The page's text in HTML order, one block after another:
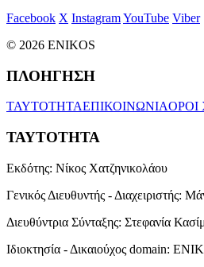
Facebook X InstagramYouTube Viber
© 2026 ENIKOS
ΠΛΟΗΓΗΣΗ
ΤΑΥΤΟΤΗΤΑΕΠΙΚΟΙΝΩΝΙΑΟΡΟΙ
ΤΑΥΤΟΤΗΤΑ
Εκδότης: Νίκος Χατζηνικολάου
Γενικός Διευθυντής - Διαχειριστής:
Διευθύντρια Σύνταξης: Στεφανία
Ιδιοκτησία - Δικαιούχος domain: